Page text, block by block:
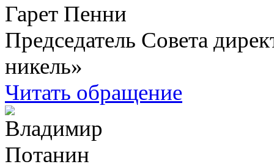
Гарет Пенни
Председатель Совета
никель»
Читать обращение